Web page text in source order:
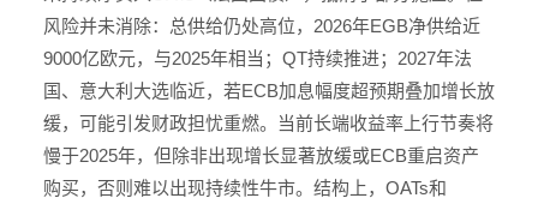
风险并未消除：总供给仍处高位，2026年EGB净供给近
9000亿欧元，与2025年相当；QT持续推进；2027年法
国、意大利大选临近，若ECB加息幅度超预期叠加增长放
缓，可能引发财政担忧重燃。当前长端收益率上行节奏将
慢于2025年，但除非出现增长显著放缓或ECB重启资产
购买，否则难以出现持续性牛市。结构上，OATs和